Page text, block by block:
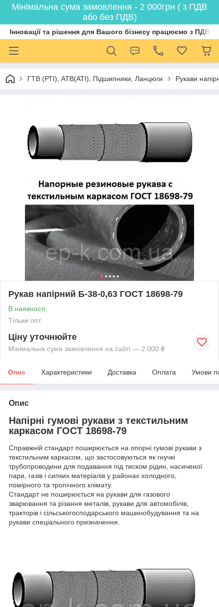
Мінімальна сума замовлення - 2 000грн ( з ПДВ
або без ПДВ)
Інновації та рішення для Вашого бізнесу працюємо з ПДВ
ГТВ (РТI), АТВ(АТI), Пiдшипники, Ланцюги Рукави
Рукав напірний Б-38-0,63 ГОСТ 18698-79
В наявності
Тільки опт
Ціну уточнюйте
Мінімальна сума замовлення на сайті — 2 000 ₴
Опис Характеристики Доставка Оплата Умови
Опис
Напірні гумові рукави з текстильним
каркасом ГОСТ 18698-79
Справжній стандарт поширюється на опорні гумові рукави з
текстильним каркасом, що застосовуються як гнучкі
трубопроводини для подавання під тиском рідин, насиченої
пари, газів і сипких матеріалів у районах холодного,
помірного та тропічного клімату.
Стандарт не поширюється на рукави для газового
зварювання та різання металів, рукави для автомобілів,
тракторів і сільськогосподарського машинобудування та на
рукави спеціального призначення.